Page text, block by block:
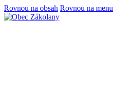
Rovnou na obsah Rovnou na menu